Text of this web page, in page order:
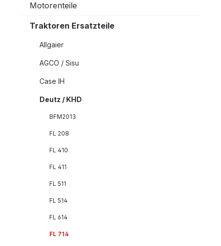
Motorenteile
Traktoren Ersatzteile
Allgaier
AGCO / Sisu
Case IH
Deutz / KHD
BFM2013
FL 208
FL 410
FL 411
FL 511
FL 514
FL 614
FL 714